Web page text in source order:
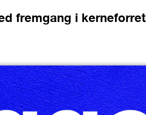
fremgang i